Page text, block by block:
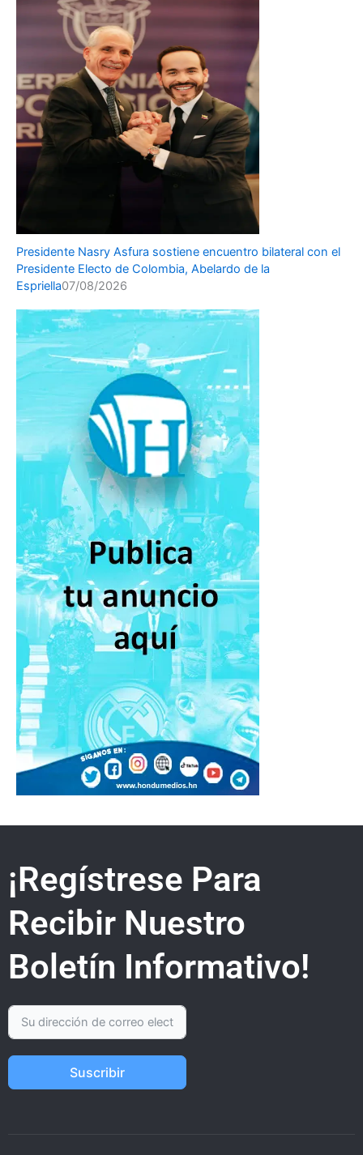
Presidente Nasry Asfura sostiene encuentro bilateral con el
Presidente Electo de Colombia, Abelardo de la
Espriella07/08/2026
¡Regístrese Para
Recibir Nuestro
Boletín Informativo!
Suscribir